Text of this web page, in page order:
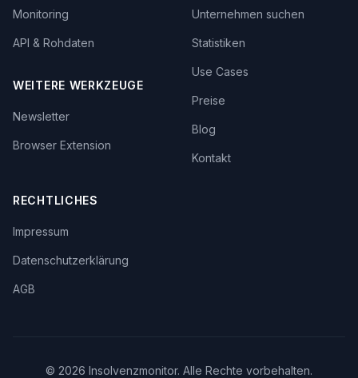
Monitoring
API & Rohdaten
WEITERE WERKZEUGE
Newsletter
Browser Extension
Unternehmen suchen
Statistiken
Use Cases
Preise
Blog
Kontakt
RECHTLICHES
Impressum
Datenschutzerklärung
AGB
© 2026 Insolvenzmonitor. Alle Rechte vorbehalten.